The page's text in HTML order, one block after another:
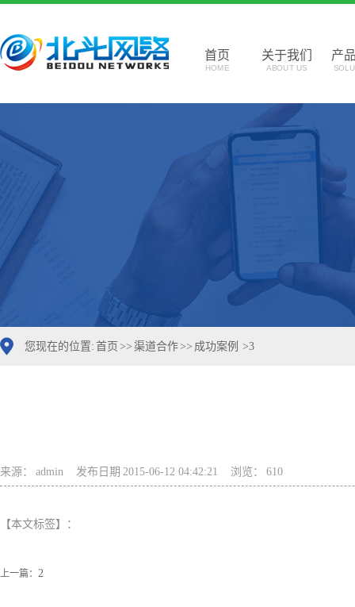
首页
HOME
关于我们
ABOUT US
产
您现在的位置: 首页 >> 渠道合作>> 成功案例 >3
来源： admin 发布日期 2015-06-12 04:42:21 浏览： 610
【本文标签】：
上一篇： 2